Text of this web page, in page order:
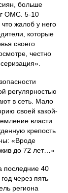
больше
ОМС. 5-10
жалоб у него
которые
своего
честно
регулярностью
в сеть. Мало
своей какой-
власти
крепость
«Вроде
до 72 лет…»
последние 40
через пять
региона